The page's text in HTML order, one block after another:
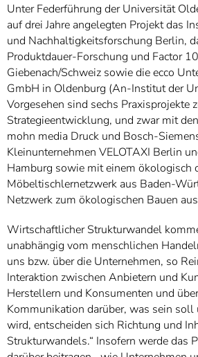
Unter Federführung der Universität
auf drei Jahre angelegten Projekt das
und Nachhaltigkeitsforschung Berlin,
Produktdauer-Forschung und Factor
Giebenach/Schweiz sowie die ecco
GmbH in Oldenburg (An-Institut der
Vorgesehen sind sechs Praxisprojekte
Strategieentwicklung, und zwar mit
mohn media Druck und Bosch-
Kleinunternehmen VELOTAXI Berlin
Hamburg sowie mit einem ökologisch
Möbeltischlernetzwerk aus Baden-
Netzwerk zum ökologischen Bauen
Wirtschaftlicher Strukturwandel
unabhängig vom menschlichen
uns bzw. über die Unternehmen, so
Interaktion zwischen Anbietern und
Herstellern und Konsumenten und
Kommunikation darüber, was sein
wird, entscheiden sich Richtung und
Strukturwandels.“ Insofern werde das